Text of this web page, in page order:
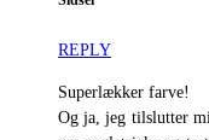
REPLY
Superlækker farve!
Og ja, jeg tilslutter